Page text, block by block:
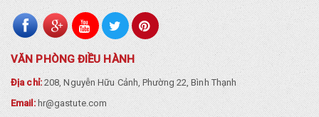
VĂN PHÒNG ĐIỀU HÀNH
Địa chỉ:208, Nguyễn Hữu Cảnh, Phường 22, Bình Thạnh
Email: hr@gastute.com